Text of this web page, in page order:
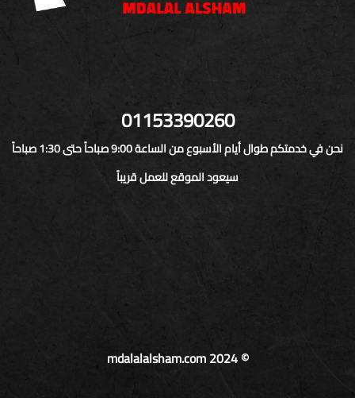
01153390260
نحن في خدمتكم طوال أيام الأسبوع من الساعة 9:00 صباحاً حتى 1:30 صباحاً
سيعود الموقع للعمل قريباً
© mdalalalsham.com 2024